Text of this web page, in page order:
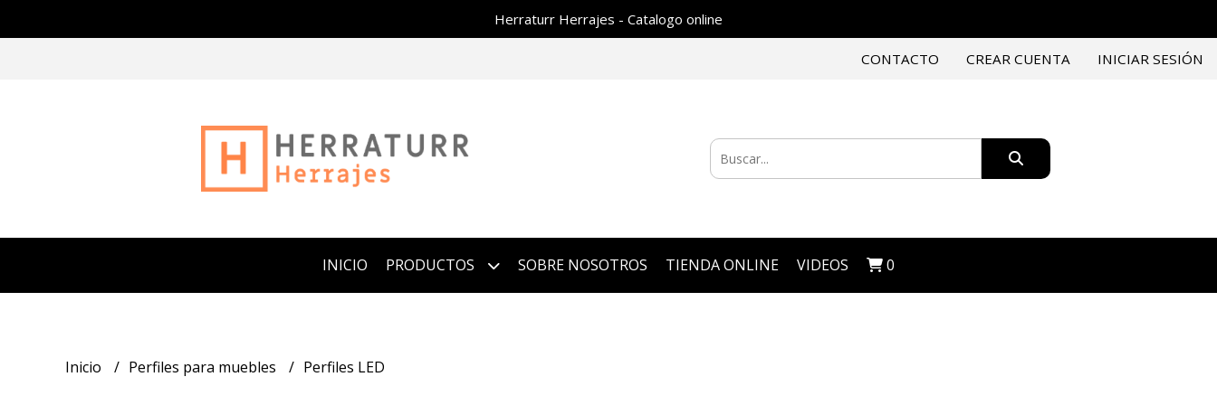
Herraturr Herrajes - Catalogo online
CONTACTO CREAR CUENTA INICIAR SESIÓN
INICIO PRODUCTOS SOBRE NOSOTROS TIENDA ONLINE VIDEOS 0
Inicio Perfiles para muebles Perfiles LED